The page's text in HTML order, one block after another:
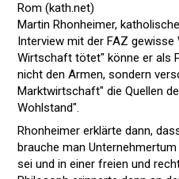
Rom (kath.net)
Martin Rhonheimer,
Interview mit der FAZ
Wirtschaft tötet" könne er als
nicht den Armen, sondern
Marktwirtschaft" die Quellen
Wohlstand".
Rhonheimer erklärte dann,
brauche man
sei und in einer freien und